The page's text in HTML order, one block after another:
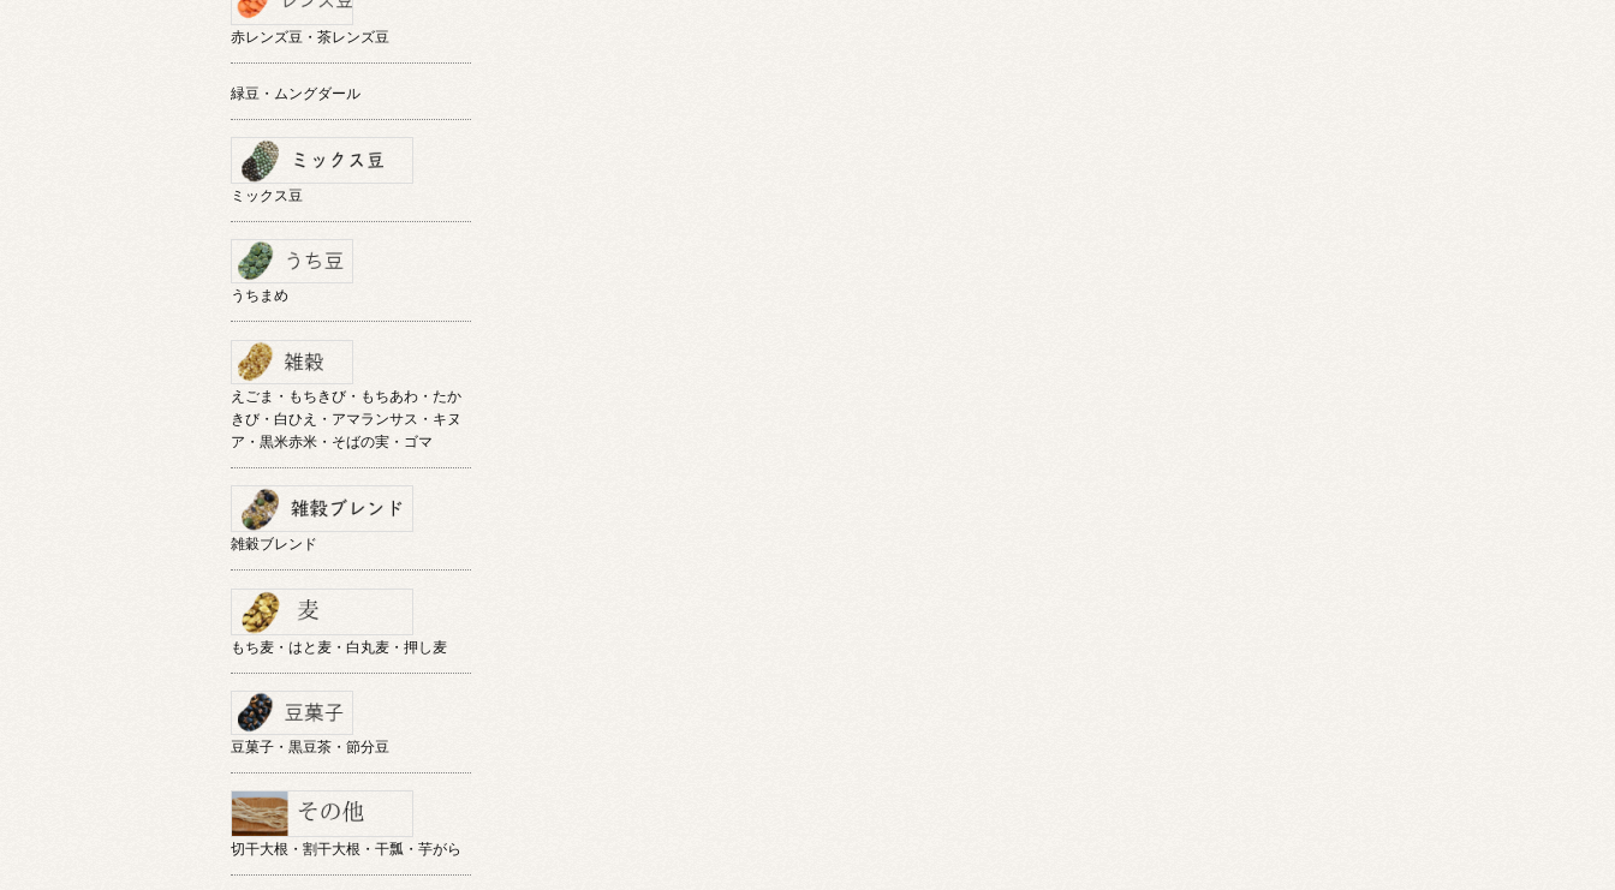
赤レンズ豆・茶レンズ豆
緑豆・ムングダール
ミックス豆
うちまめ
えごま・もちきび・もちあわ・たか
きび・白ひえ・アマランサス・キヌ
ア・黒米赤米・そばの実・ゴマ
雑穀ブレンド
もち麦・はと麦・白丸麦・押し麦
豆菓子・黒豆茶・節分豆
切干大根・割干大根・干瓢・芋がら